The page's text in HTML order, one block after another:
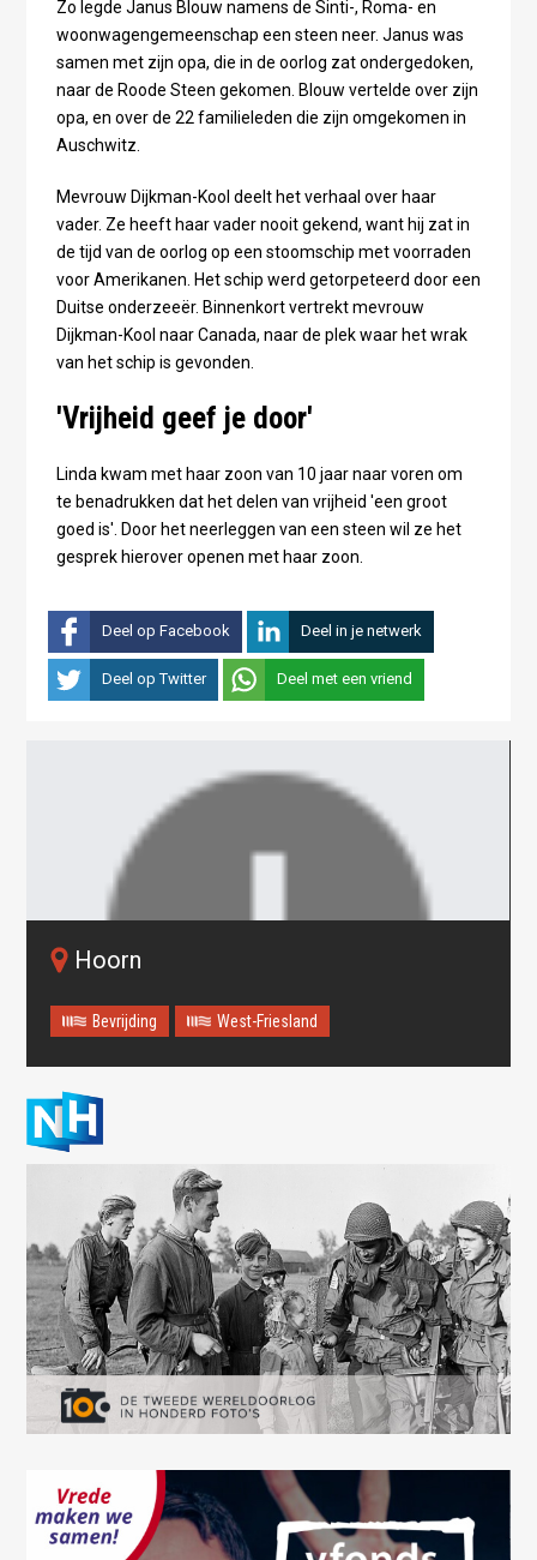
Zo legde Janus Blouw namens de Sinti-, Roma- en
woonwagengemeenschap een steen neer. Janus was
samen met zijn opa, die in de oorlog zat ondergedoken,
naar de Roode Steen gekomen. Blouw vertelde over zijn
opa, en over de 22 familieleden die zijn omgekomen in
Auschwitz.
Mevrouw Dijkman-Kool deelt het verhaal over haar
vader. Ze heeft haar vader nooit gekend, want hij zat in
de tijd van de oorlog op een stoomschip met voorraden
voor Amerikanen. Het schip werd getorpeteerd door een
Duitse onderzeeër. Binnenkort vertrekt mevrouw
Dijkman-Kool naar Canada, naar de plek waar het wrak
van het schip is gevonden.
'Vrijheid geef je door'
Linda kwam met haar zoon van 10 jaar naar voren om
te benadrukken dat het delen van vrijheid 'een groot
goed is'. Door het neerleggen van een steen wil ze het
gesprek hierover openen met haar zoon.
Deel op Facebook Deel in je netwerk
Deel op Twitter Deel met een vriend
This page didn't load Google Maps correctly. See the
JavaScript console for technical details.
Hoorn
Bevrijding West-Friesland